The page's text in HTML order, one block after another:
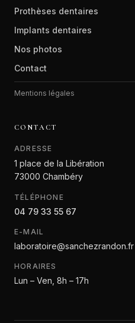
Prothèses dentaires
Implants dentaires
Nos photos
Contact
Mentions légales
CONTACT
ADRESSE
1 place de la Libération
73000 Chambéry
TÉLÉPHONE
04 79 33 55 67
E-MAIL
laboratoire@sanchezrandon.fr
HORAIRES
Lun – Ven, 8h – 17h